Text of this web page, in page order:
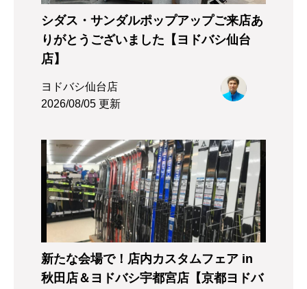
シダス・サンダルポップアップご来店あ
りがとうございました【ヨドバシ仙台
店】
ヨドバシ仙台店
2026/08/05 更新
新たな会場で！店内カスタムフェア in
秋田店＆ヨドバシ宇都宮店【京都ヨドバ